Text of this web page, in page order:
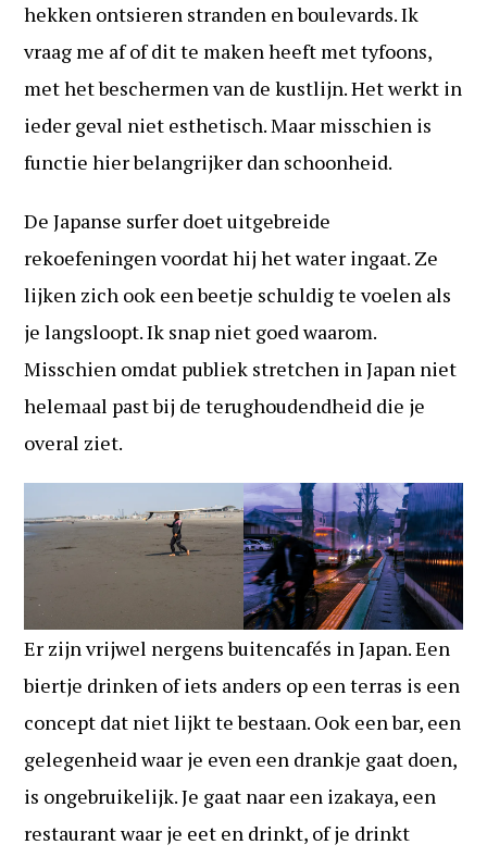
hekken ontsieren stranden en boulevards. Ik
vraag me af of dit te maken heeft met tyfoons,
met het beschermen van de kustlijn. Het werkt in
ieder geval niet esthetisch. Maar misschien is
functie hier belangrijker dan schoonheid.
De Japanse surfer doet uitgebreide
rekoefeningen voordat hij het water ingaat. Ze
lijken zich ook een beetje schuldig te voelen als
je langsloopt. Ik snap niet goed waarom.
Misschien omdat publiek stretchen in Japan niet
helemaal past bij de terughoudendheid die je
overal ziet.
Er zijn vrijwel nergens buitencafés in Japan. Een
biertje drinken of iets anders op een terras is een
concept dat niet lijkt te bestaan. Ook een bar, een
gelegenheid waar je even een drankje gaat doen,
is ongebruikelijk. Je gaat naar een izakaya, een
restaurant waar je eet en drinkt, of je drinkt